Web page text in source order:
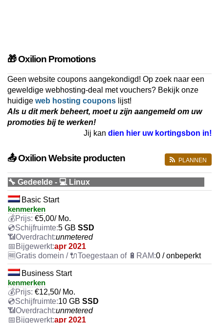
🎁 Oxilion Promotions
Geen website coupons aangekondigd! Op zoek naar een
geweldige webhosting-deal met vouchers? Bekijk onze
huidige web hosting coupons lijst!
Als u dit merk beheert, moet u zijn aangemeld om uw
promoties bij te werken!
Jij kan dien hier uw kortingsbon in!
PLANNEN
📤 Oxilion Website producten
🔧 Gedeelde - 💻 Linux
Basic Start
kenmerken
€5,00/ Mo.
5 GB SSD
unmetered
apr 2021
0 / onbeperkt
Business Start
kenmerken
€12,50/ Mo.
10 GB SSD
unmetered
apr 2021